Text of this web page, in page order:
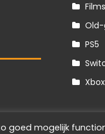
Films
PS5
goed mogelijk